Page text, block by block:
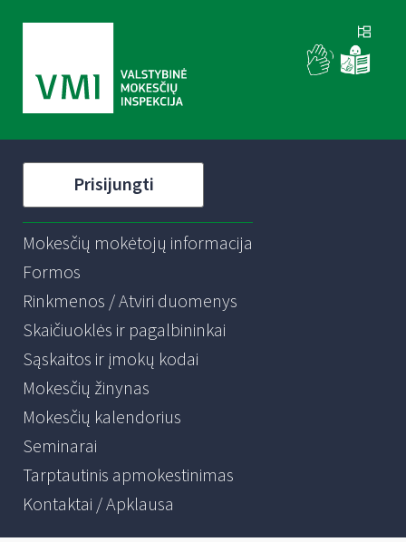
Prisijungti
Mokesčių mokėtojų informacija
Formos
Rinkmenos / Atviri duomenys
Skaičiuoklės ir pagalbininkai
Sąskaitos ir įmokų kodai
Mokesčių žinynas
Mokesčių kalendorius
Seminarai
Tarptautinis apmokestinimas
Kontaktai / Apklausa